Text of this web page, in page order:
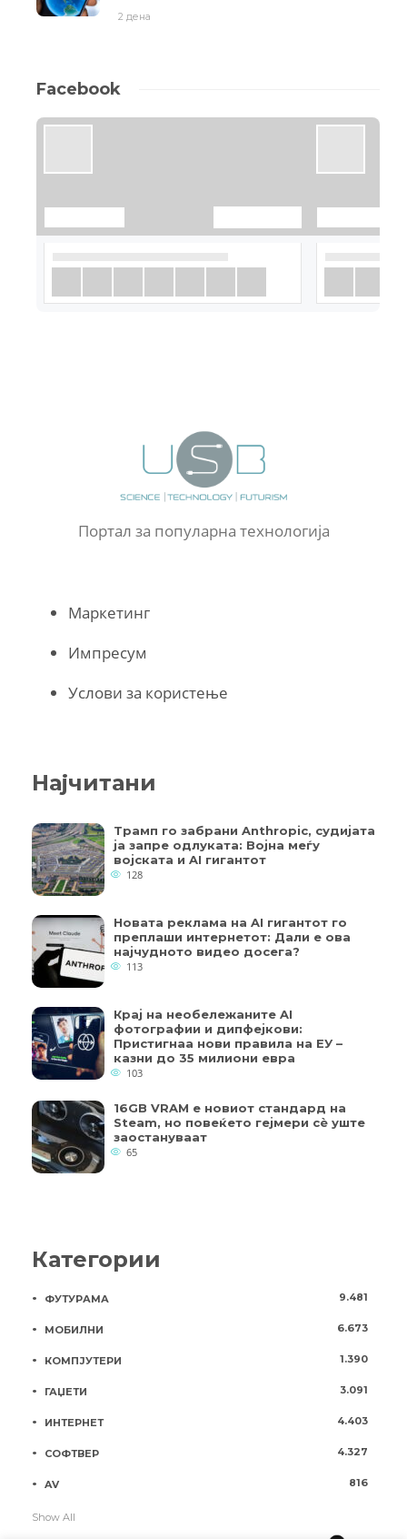
2 дена
Facebook
Портал за популарна технологија
Маркетинг
Импресум
Услови за користење
Најчитани
Трамп го забрани Anthropic, судијата
ја запре одлуката: Војна меѓу
војската и AI гигантот
128
Новата реклама на AI гигантот го
преплаши интернетот: Дали е ова
најчудното видео досега?
113
Крај на необележаните AI
фотографии и дипфејкови:
Пристигнаа нови правила на ЕУ –
казни до 35 милиони евра
103
16GB VRAM е новиот стандард на
Steam, но повеќето гејмери ​​сè уште
заостануваат
65
Категории
ФУТУРАМА 9.481
МОБИЛНИ 6.673
КОМПЈУТЕРИ 1.390
ГАЏЕТИ 3.091
ИНТЕРНЕТ 4.403
СОФТВЕР 4.327
AV 816
Show All